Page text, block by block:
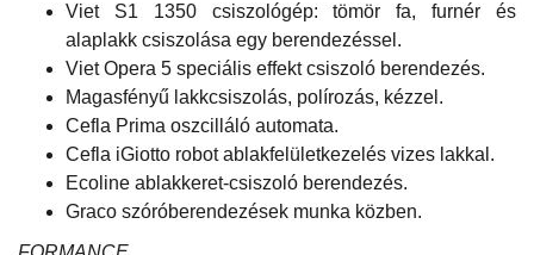
Viet S1 1350 csiszológép: tömör fa, furnér és
alaplakk csiszolása egy berendezéssel.
Viet Opera 5 speciális effekt csiszoló berendezés.
Magasfényű lakkcsiszolás, polírozás, kézzel.
Cefla Prima oszcilláló automata.
Cefla iGiotto robot ablakfelületkezelés vizes lakkal.
Ecoline ablakkeret-csiszoló berendezés.
Graco szóróberendezések munka közben.